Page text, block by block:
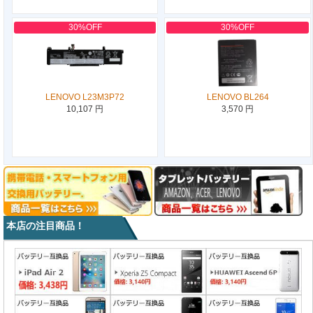
30%OFF
LENOVO L23M3P72
10,107 円
30%OFF
LENOVO BL264
3,570 円
本店の注目商品！